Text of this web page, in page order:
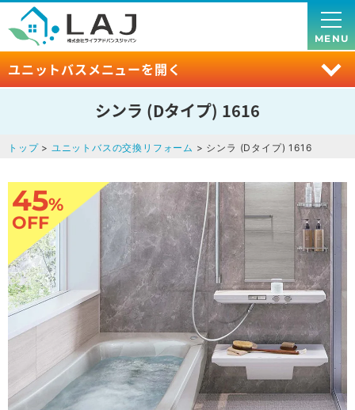
ユニットバスメニューを開く
MENU
シンラ (Dタイプ) 1616
トップ> ユニットバスの交換リフォーム > シンラ (Dタイプ) 1616
45%
OFF